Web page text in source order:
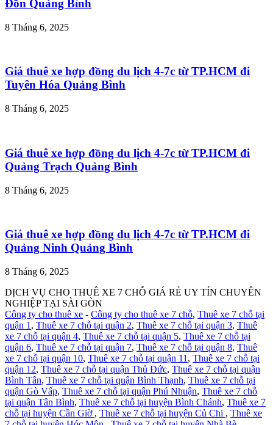
Đồn Quảng Bình
8 Tháng 6, 2025
Giá thuê xe hợp đồng du lịch 4-7c từ TP.HCM đi
Tuyên Hóa Quảng Bình
8 Tháng 6, 2025
Giá thuê xe hợp đồng du lịch 4-7c từ TP.HCM đi
Quảng Trạch Quảng Bình
8 Tháng 6, 2025
Giá thuê xe hợp đồng du lịch 4-7c từ TP.HCM đi
Quảng Ninh Quảng Bình
8 Tháng 6, 2025
DỊCH VỤ CHO THUÊ XE 7 CHỖ GIÁ RẺ UY TÍN CHUYÊN
NGHIỆP TẠI SÀI GÒN
Công ty cho thuê xe - Công ty cho thuê xe 7 chỗ, Thuê xe 7 chỗ tại
quận 1 , Thuê xe 7 chỗ tại quận 2, Thuê xe 7 chỗ tại quận 3, Thuê
xe 7 chỗ tại quận 4, Thuê xe 7 chỗ tại quận 5, Thuê xe 7 chỗ tại
quận 6, Thuê xe 7 chỗ tại quận 7, Thuê xe 7 chỗ tại quận 8, Thuê
xe 7 chỗ tại quận 10, Thuê xe 7 chỗ tại quận 11 , Thuê xe 7 chỗ tại
quận 12, Thuê xe 7 chỗ tại quận Thủ Đức, Thuê xe 7 chỗ tại quận
Bình Tân, Thuê xe 7 chỗ tại quận Bình Thạnh, Thuê xe 7 chỗ tại
quận Gò Vấp, Thuê xe 7 chỗ tại quận Phú Nhuận, Thuê xe 7 chỗ
tại quận Tân Bình, Thuê xe 7 chỗ tại huyện Bình Chánh, Thuê xe 7
chỗ tại huyện Cần Giờ , Thuê xe 7 chỗ tại huyện Củ Chi , Thuê xe